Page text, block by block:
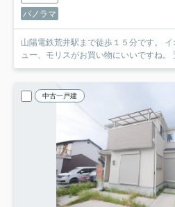
パノラマ
山陽電鉄荒井駅まで徒歩１５分です。
ュー、モリスがお買い物にいいですね。
中古一戸建